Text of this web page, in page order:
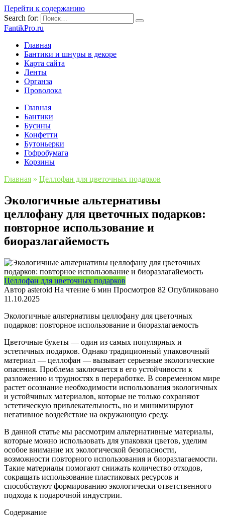
Перейти к содержанию
Search for:
FantikPro.ru
Главная
Бантики и шнуры в декоре
Карта сайта
Ленты
Органза
Проволока
Главная
Бантики
Бусины
Конфетти
Бутоньерки
Гофробумага
Корзины
Главная » Целлофан для цветочных подарков
Экологичные альтернативы
целлофану для цветочных подарков:
повторное использование и
биоразлагайемость
Целлофан для цветочных подарков
Автор asteroid На чтение 6 мин Просмотров 82 Опубликовано
11.10.2025
Экологичные альтернативы целлофану для цветочных
подарков: повторное использование и биоразлагаемость
Цветочные букеты — один из самых популярных и
эстетичных подарков. Однако традиционный упаковочный
материал — целлофан — вызывает серьезные экологические
опасения. Проблема заключается в его устойчивости к
разложению и трудностях в переработке. В современном мире
растет осознание необходимости использования экологичных
и устойчивых материалов, которые не только сохраняют
эстетическую привлекательность, но и минимизируют
негативное воздействие на окружающую среду.
В данной статье мы рассмотрим альтернативные материалы,
которые можно использовать для упаковки цветов, уделим
особое внимание их экологической безопасности,
возможности повторного использования и биоразлагаемости.
Такие материалы помогают снижать количество отходов,
сокращать использование пластиковых ресурсов и
способствуют формированию экологически ответственного
подхода к подарочной индустрии.
Содержание